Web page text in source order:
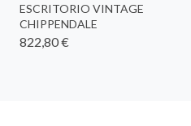
ESCRITORIO VINTAGE
CHIPPENDALE
822,80 €